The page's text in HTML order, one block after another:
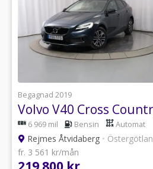
Begagnad 2019
Volvo V40 Cross
6 969 mil Bensin Automat
Rejmes Åtvidaberg •
fr. 3 561 kr/mån